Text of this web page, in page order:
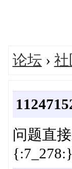
论坛 › 社
问题直
{:7_278:}